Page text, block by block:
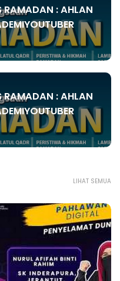
: AHLAN
: AHLAN
LIHAT SEMUA